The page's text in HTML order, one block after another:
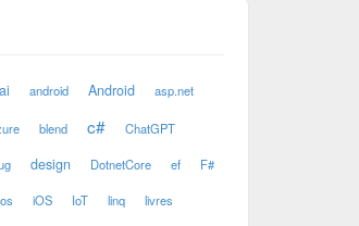
ai android Android asp.net
blend c# ChatGPT
design DotnetCore ef F#
iOS IoT linq livres